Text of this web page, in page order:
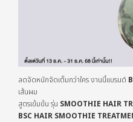
ลดจัดหนักจัดเต็มกว่าใคร งานนี้แบรนด์
เส้นผม
สูตรเข้มข้น รุ่น SMOOTHIE HAIR
BSC HAIR SMOOTHIE